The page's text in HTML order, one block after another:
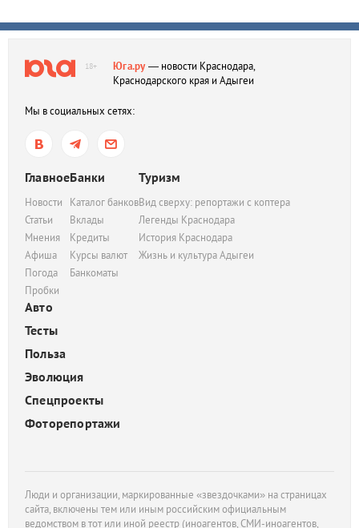
18+ Юга.ру— новости Краснодара,
Краснодарского края и Адыгеи
Мы в социальных сетях:
Главное
Новости
Статьи
Мнения
Афиша
Погода
Пробки
Банки
Каталог банков
Вклады
Кредиты
Курсы валют
Банкоматы
Туризм
Вид сверху: репортажи с коптера
Легенды Краснодара
История Краснодара
Жизнь и культура Адыгеи
Авто
Тесты
Польза
Эволюция
Спецпроекты
Фоторепортажи
Люди и организации, маркированные «звездочками» на страницах
сайта, включены тем или иным российским официальным
ведомством в тот или иной реестр (иноагентов, СМИ-иноагентов,